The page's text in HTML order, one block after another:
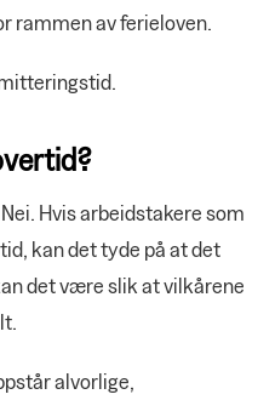
rammen av ferieloven.
Hvis arbeidstakere som
kan det tyde på at det
det være slik at vilkårene
alvorlige,